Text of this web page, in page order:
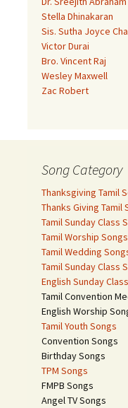
Stella Dhinakaran
Sis. Sutha Joyce
Victor Durai
Bro. Vincent Raj
Wesley Maxwell
Zac Robert
Song Category
Thanksgiving Tamil
Thanks Giving Tamil
Tamil Sunday Class
Tamil Worship Songs
Tamil Wedding
Tamil Sunday Class
English Sunday
Tamil Convention
English Worship
Tamil Youth Songs
Convention Songs
Birthday Songs
TPM Songs
FMPB Songs
Angel TV Songs